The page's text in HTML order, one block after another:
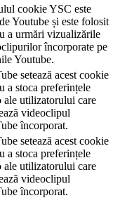
cookie YSC este
Youtube și este folosit
a urmări vizualizările
încorporate pe
Youtube.
setează acest cookie
a stoca preferințele
ale utilizatorului care
videoclipul
încorporat.
setează acest cookie
a stoca preferințele
ale utilizatorului care
videoclipul
încorporat.